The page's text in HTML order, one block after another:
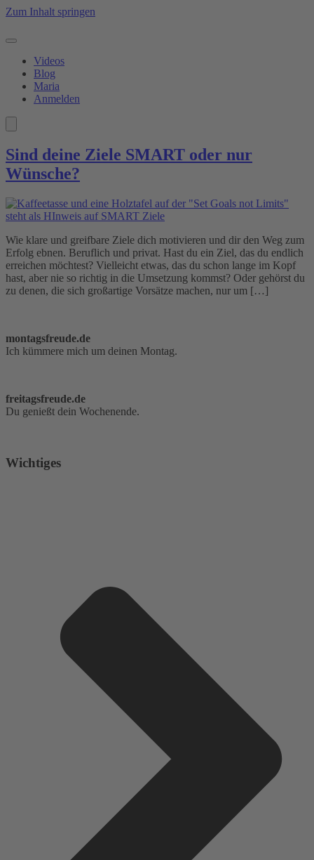
Zum Inhalt springen
Videos
Blog
Maria
Anmelden
Sind deine Ziele SMART oder nur
Wünsche?
Wie klare und greifbare Ziele dich motivieren und dir den Weg zum
Erfolg ebnen. Beruflich und privat. Hast du ein Ziel, das du endlich
erreichen möchtest? Vielleicht etwas, das du schon lange im Kopf
hast, aber nie so richtig in die Umsetzung kommst? Oder gehörst du
zu denen, die sich großartige Vorsätze machen, nur um […]
montagsfreude.de
Ich kümmere mich um deinen Montag.
freitagsfreude.de
Du genießt dein Wochenende.
Wichtiges